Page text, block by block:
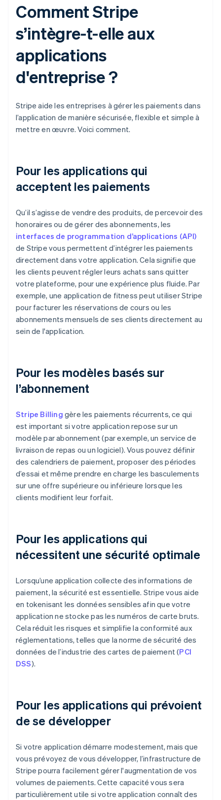
Comment Stripe
s’intègre-t-elle aux
applications
d'entreprise ?
Stripe aide les entreprises à gérer les paiements dans
l’application de manière sécurisée, flexible et simple à
mettre en œuvre. Voici comment.
Pour les applications qui
acceptent les paiements
Qu’il s’agisse de vendre des produits, de percevoir des
honoraires ou de gérer des abonnements, les
interfaces de programmation d’applications (API)
de Stripe vous permettent d’intégrer les paiements
directement dans votre application. Cela signifie que
les clients peuvent régler leurs achats sans quitter
votre plateforme, pour une expérience plus fluide. Par
exemple, une application de fitness peut utiliser Stripe
pour facturer les réservations de cours ou les
abonnements mensuels de ses clients directement au
sein de l'application.
Pour les modèles basés sur
l’abonnement
Stripe Billing gère les paiements récurrents, ce qui
est important si votre application repose sur un
modèle par abonnement (par exemple, un service de
livraison de repas ou un logiciel). Vous pouvez définir
des calendriers de paiement, proposer des périodes
d’essai et même prendre en charge les basculements
sur une offre supérieure ou inférieure lorsque les
clients modifient leur forfait.
Pour les applications qui
nécessitent une sécurité optimale
Lorsqu’une application collecte des informations de
paiement, la sécurité est essentielle. Stripe vous aide
en tokenisant les données sensibles afin que votre
application ne stocke pas les numéros de carte bruts.
Cela réduit les risques et simplifie la conformité aux
réglementations, telles que la norme de sécurité des
données de l’industrie des cartes de paiement (PCI
DSS).
Pour les applications qui prévoient
de se développer
Si votre application démarre modestement, mais que
vous prévoyez de vous développer, l’infrastructure de
Stripe pourra facilement gérer l'augmentation de vos
volumes de paiements. Cette capacité vous sera
particulièrement utile si votre application connaît des